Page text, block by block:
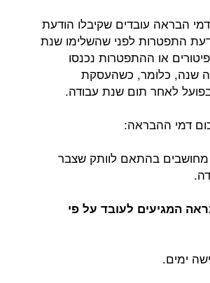
הבראה עובדים שקיבלו הודעת
התפטרות לפני שהשלימו שנת
או ההתפטרות נכנסו
שנה, כלומר, כשהעסקת
לאחר תום שנת עבודה.
דמי ההבראה:
בהתאם לוותק שצבר
המגיעים לעובד על פי
ימים.